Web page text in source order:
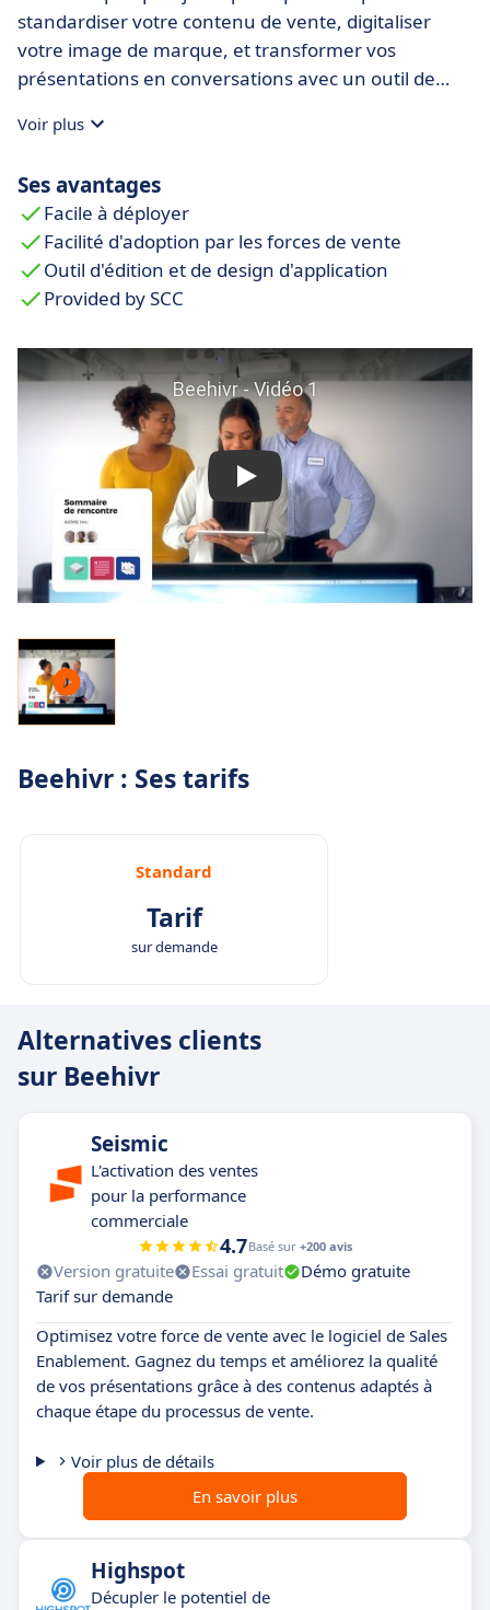
standardiser votre contenu de vente, digitaliser
votre image de marque, et transformer vos
présentations en conversations avec un outil de
professionnels de la vente maximisent les
clique, accédez au catalogue de produits, aux vidéos
ou encore au matériel des ventes depuis un menu
simplifié. Dites adieu à vos brochures papiers et aux
présentations statiques PowerPoint.
Voir plus
Ses avantages
Facile à déployer
Facilité d'adoption par les forces de vente
Outil d'édition et de design d'application
Provided by SCC
Beehivr : Ses tarifs
Standard
Tarif
sur demande
Alternatives clients
sur Beehivr
Seismic
L'activation des ventes
pour la performance
commerciale
4.7Basé sur +200 avis
Version gratuite Essai gratuit
Démo gratuite
Tarif sur demande
Optimisez votre force de vente avec le logiciel de Sales
Enablement. Gagnez du temps et améliorez la qualité
de vos présentations grâce à des contenus adaptés à
chaque étape du processus de vente.
Voir plus de détails
En savoir plus
Highspot
Décupler le potentiel de